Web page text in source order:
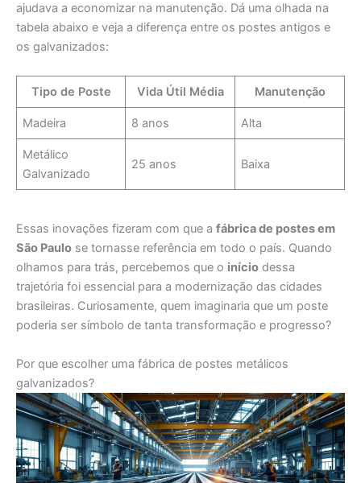
ajudava a economizar na manutenção. Dá uma olhada na
tabela abaixo e veja a diferença entre os postes antigos e
os galvanizados:
Tipo de Poste Vida Útil Média Manutenção
Madeira 8 anos Alta
Metálico
Galvanizado
25 anos Baixa
Essas inovações fizeram com que a fábrica de postes em
São Paulo se tornasse referência em todo o país. Quando
olhamos para trás, percebemos que o início dessa
trajetória foi essencial para a modernização das cidades
brasileiras. Curiosamente, quem imaginaria que um poste
poderia ser símbolo de tanta transformação e progresso?
Por que escolher uma fábrica de postes metálicos
galvanizados?